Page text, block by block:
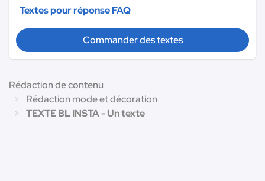
Textes pour réponse FAQ
Commander des textes
Rédaction de contenu
Rédaction mode et décoration
TEXTE BL INSTA - Un texte